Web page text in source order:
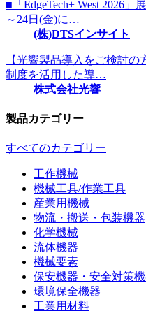
■「EdgeTech+ West 2026」
～24日(金)に…
(株)DTSインサイト
【光響製品導入をご検討
制度を活用した導…
株式会社光響
製品カテゴリー
すべてのカテゴリー
工作機械
機械工具/作業工具
産業用機械
物流・搬送・包装機器
化学機械
流体機器
機械要素
保安機器・安全対策
環境保全機器
工業用材料